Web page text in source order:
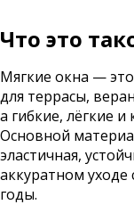
Что это
Мягкие окна —
для террасы,
а гибкие, лёгкие и
Основной
эластичная,
аккуратном уходе
годы.